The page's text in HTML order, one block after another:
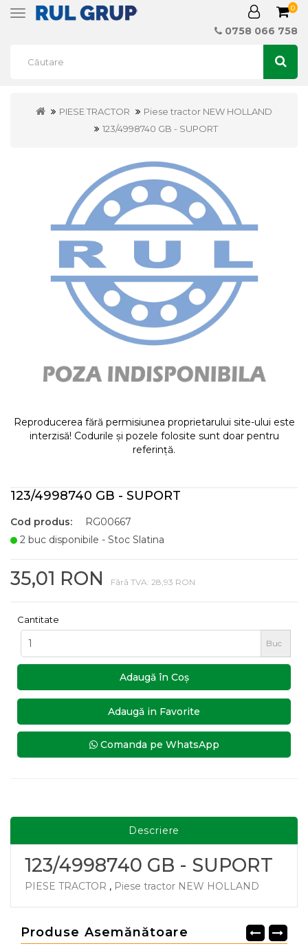
Toggle
0
0758 066 758
PIESE TRACTOR
Piese tractor NEW HOLLAND
123/4998740 GB - SUPORT
Reproducerea fără permisiunea proprietarului site-ului este
interzisă! Codurile și pozele folosite sunt doar pentru
referință.
123/4998740 GB - SUPORT
Cod produs:
RG00667
2 buc disponibile - Stoc Slatina
35,01 RON Fără TVA: 28,93 RON
Cantitate
Buc
Adaugă în Coş
Adaugă in Favorite
Comanda pe WhatsApp
Descriere
123/4998740 GB - SUPORT
PIESE TRACTOR , Piese tractor NEW HOLLAND
Produse Asemănătoare